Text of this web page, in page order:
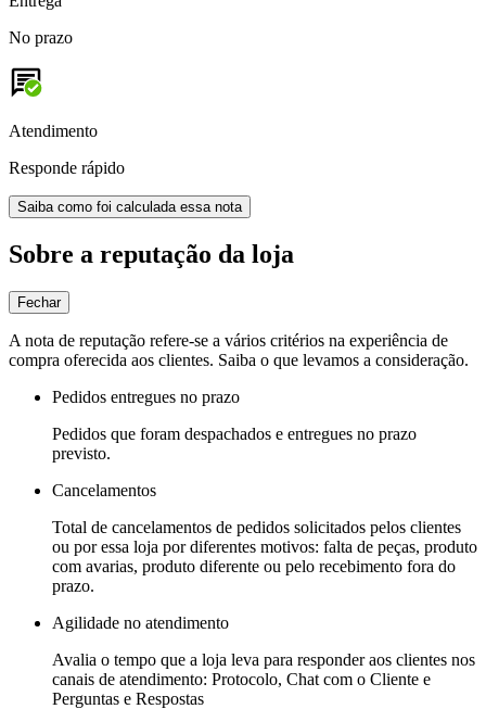
No prazo
Atendimento
Responde rápido
Saiba como foi calculada essa nota
Sobre a reputação da loja
Fechar
A nota de reputação refere-se a vários critérios na experiência de
compra oferecida aos clientes. Saiba o que levamos a consideração.
Pedidos entregues no prazo
Pedidos que foram despachados e entregues no prazo
previsto.
Cancelamentos
Total de cancelamentos de pedidos solicitados pelos clientes
ou por essa loja por diferentes motivos: falta de peças, produto
com avarias, produto diferente ou pelo recebimento fora do
prazo.
Agilidade no atendimento
Avalia o tempo que a loja leva para responder aos clientes nos
canais de atendimento: Protocolo, Chat com o Cliente e
Perguntas e Respostas